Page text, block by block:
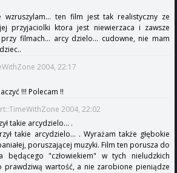
ten film jest tak realistyczny ze
przyjaciolki ktora jest niewierzaca i zawsze
filmach... arcy dzielo... cudowne, nie mam
2004, 22:17
!!! Polecam !!
2004, 22:02
takie arcydzielo... .
takie arcydzielo... . Wyrażam także głębokie
poruszającej muzyki. Film ten porusza do
będącego "człowiekiem" w tych nieludzkich
prawdziwą wartość, a nie zarobione pieniądze